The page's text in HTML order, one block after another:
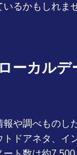
るかもしれま
ーカルデ
や調べものし
ドアネタ、イ